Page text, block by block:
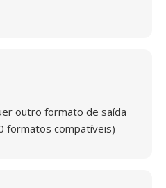
outro formato de saída
formatos compatíveis)